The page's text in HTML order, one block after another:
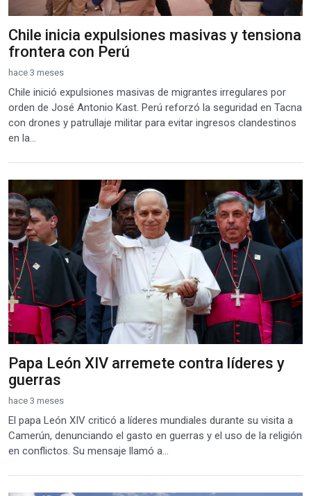
Chile inicia expulsiones masivas y tensiona
frontera con Perú
hace 3 meses
Chile inició expulsiones masivas de migrantes irregulares por
orden de José Antonio Kast. Perú reforzó la seguridad en Tacna
con drones y patrullaje militar para evitar ingresos clandestinos
en la...
Papa León XIV arremete contra líderes y
guerras
hace 3 meses
El papa León XIV criticó a líderes mundiales durante su visita a
Camerún, denunciando el gasto en guerras y el uso de la religión
en conflictos. Su mensaje llamó a...